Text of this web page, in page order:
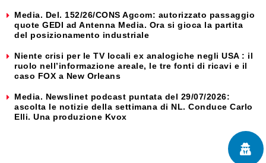
Media. Del. 152/26/CONS Agcom: autorizzato passaggio
quote GEDI ad Antenna Media. Ora si gioca la partita
del posizionamento industriale
Niente crisi per le TV locali ex analogiche negli USA : il
ruolo nell’informazione areale, le tre fonti di ricavi e il
caso FOX a New Orleans
Media. Newslinet podcast puntata del 29/07/2026:
ascolta le notizie della settimana di NL. Conduce Carlo
Elli. Una produzione Kvox